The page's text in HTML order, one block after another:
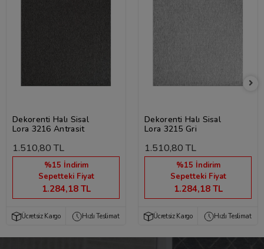
Dekorenti Halı Sisal
Lora 3216 Antrasit
1.510,80 TL
%15 İndirim
Sepetteki Fiyat
1.284,18 TL
Ücretsiz Kargo Hızlı Teslimat
Dekorenti Halı Sisal
Lora 3215 Gri
1.510,80 TL
%15 İndirim
Sepetteki Fiyat
1.284,18 TL
Ücretsiz Kargo Hızlı Teslimat